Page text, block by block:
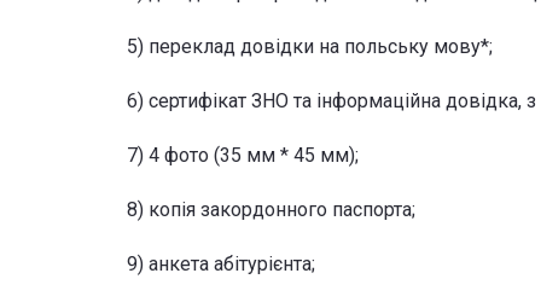
5) переклад довідки на польську мову*;
6) сертифікат ЗНО та інформаційна
7) 4 фото (35 мм * 45 мм);
8) копія закордонного паспорта;
9) анкета абітурієнта;